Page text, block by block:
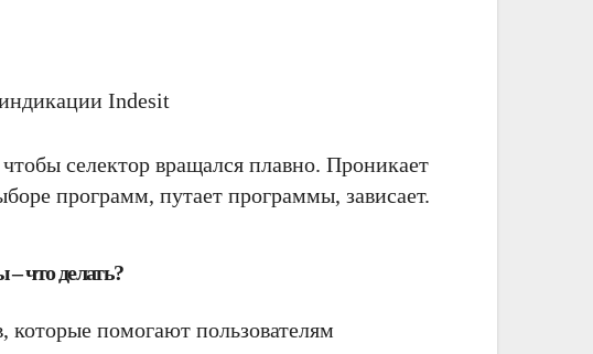
Indesit
селектор вращался плавно. Проникает
программ, путает программы, зависает.
что делать?
помогают пользователям